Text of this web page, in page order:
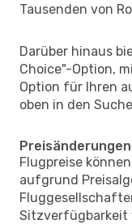
Tausenden von
Darüber hinaus
Choice"-Option,
Option für Ihren
oben in den
Flugpreise
aufgrund
Sitzverfügbarkeit